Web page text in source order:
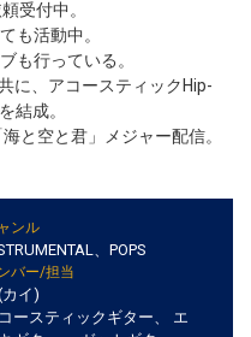
受付中。
も活動中。
も行っている。
に、アコースティックHip-
結成。
と空と君」メジャー配信。
ンル
、POPS
バー/担当
イ)
ースティックギター、 エ